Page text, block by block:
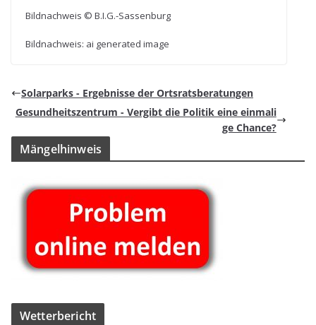
Bild­nach­weis © B.I.G.-Sassenburg
Bild­nach­weis: ai gene­ra­ted image
Solar­parks - Ergeb­nisse der Ortsratsberatungen
Gesund­heits­zen­trum - Ver­gibt die Poli­tik eine ein­ma­li
ge Chance?
Män­gel­hin­weis
Wet­ter­be­richt